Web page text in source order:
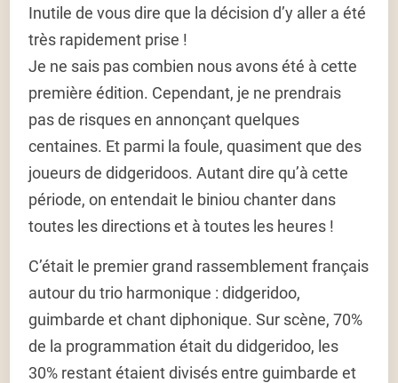
Inutile de vous dire que la décision d’y aller a été
très rapidement prise !
Je ne sais pas combien nous avons été à cette
première édition. Cependant, je ne prendrais
pas de risques en annonçant quelques
centaines. Et parmi la foule, quasiment que des
joueurs de didgeridoos. Autant dire qu’à cette
période, on entendait le biniou chanter dans
toutes les directions et à toutes les heures !
C’était le premier grand rassemblement français
autour du trio harmonique : didgeridoo,
guimbarde et chant diphonique. Sur scène, 70%
de la programmation était du didgeridoo, les
30% restant étaient divisés entre guimbarde et